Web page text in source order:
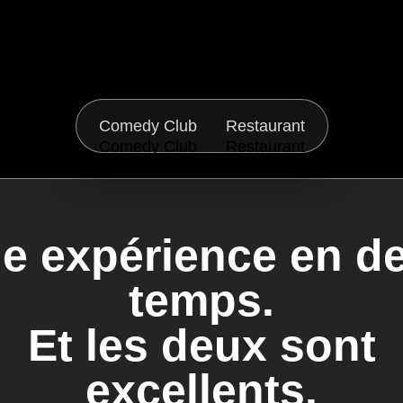
Comedy Club Restaurant
expérience en
temps.
Et les deux sont
excellents.